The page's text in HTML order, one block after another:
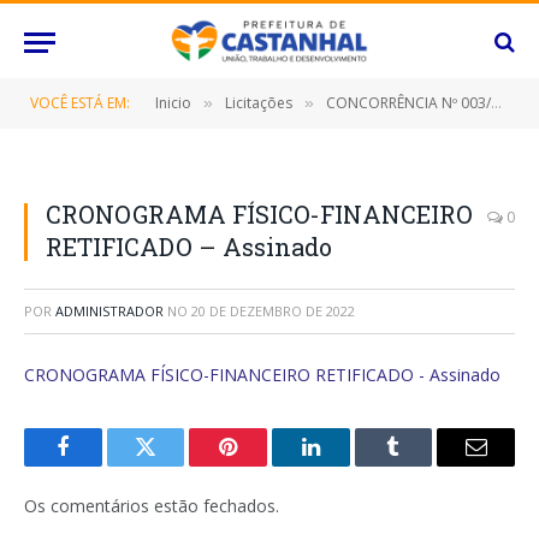
VOCÊ ESTÁ EM: Inicio » Licitações » CONCORRÊNCIA Nº 003/2022-SRP (CONTRATAÇÃO DE EMPRESA ESPECIALIZADA PARA OS SERVIÇOS DE ENGENHARIA NA PERFURAÇÃO E OUTORGA DE POÇOS, DESTINADO A ATENDER AS NECESSIDADES DO ABASTECIMENTO PÚBLICO DE ÁGUA POTÁVEL DESTE MUNICÍPIO DE CASTANHAL/PARÁ)
CRONOGRAMA FÍSICO-FINANCEIRO
RETIFICADO – Assinado
0
POR ADMINISTRADOR NO 20 DE DEZEMBRO DE 2022
CRONOGRAMA FÍSICO-FINANCEIRO RETIFICADO - Assinado
FacebookTwitter Pinterest O
Tumblr
E-
Os comentários estão fechados.